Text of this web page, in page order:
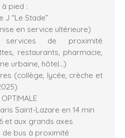
pied :
J “Le Stade”
en service ultérieure)
de proximité
restaurants, pharmacie,
urbaine, hôtel…)
(collège, lycée, crèche et
OPTIMALE
Saint-Lazare en 14 min
et aux grands axes
bus à proximité